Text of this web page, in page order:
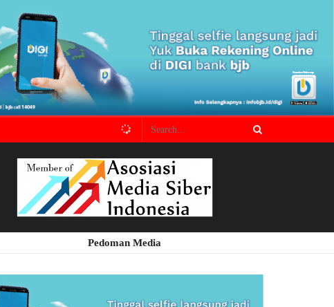
Pedoman Media